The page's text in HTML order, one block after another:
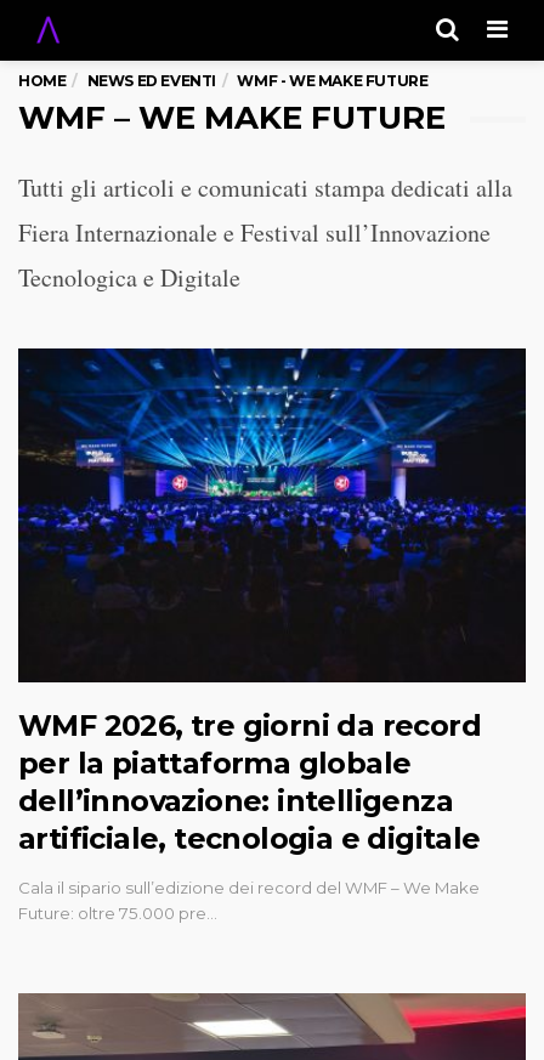
HOME NEWS ED EVENTI WMF - WE MAKE FUTURE
WMF – WE MAKE FUTURE
Tutti gli articoli e comunicati stampa dedicati alla
Fiera Internazionale e Festival sull’Innovazione
Tecnologica e Digitale
WMF 2026, tre giorni da record
per la piattaforma globale
dell’innovazione: intelligenza
artificiale, tecnologia e digitale
Cala il sipario sull’edizione dei record del WMF – We Make
Future: oltre 75.000 pre…